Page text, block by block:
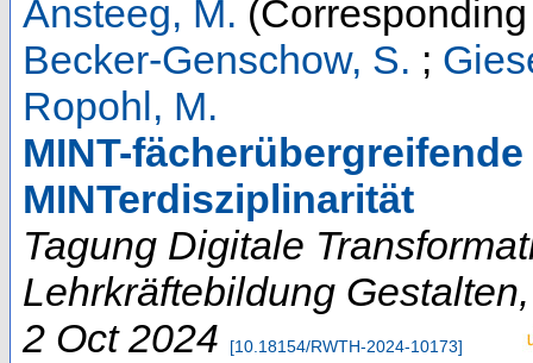
Ansteeg, M.
Becker-Genschow, S. ;
Ropohl, M.
MINT-
MINTerdisziplinarität
Tagung Digitale
Lehrkräftebildung Gestalten
2 Oct 2024
[10.18154/RWTH-2024-10173]